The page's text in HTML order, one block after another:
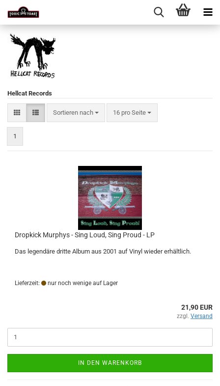
Hellcat Records
Sortieren nach
Sortieren nach 16 pro Seite
pro Seite
1
Dropkick Murphys - Sing Loud, Sing Proud - LP
Das legendäre dritte Album aus 2001 auf Vinyl wieder erhältlich.
Lieferzeit: nur noch wenige auf Lager
21,90 EUR
zzgl. Versand
IN DEN WARENKORB